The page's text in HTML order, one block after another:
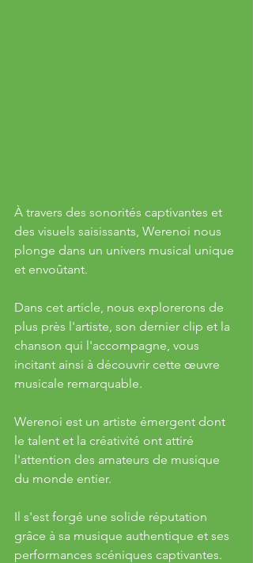
À travers des sonorités captivantes et
des visuels saisissants, Werenoi nous
plonge dans un univers musical unique
et envoûtant.
Dans cet article, nous explorerons de
plus près l'artiste, son dernier clip et la
chanson qui l'accompagne, vous
incitant ainsi à découvrir cette œuvre
musicale remarquable.
Werenoi est un artiste émergent dont
le talent et la créativité ont attiré
l'attention des amateurs de musique
du monde entier.
Il s'est forgé une solide réputation
grâce à sa musique authentique et ses
performances scéniques captivantes.